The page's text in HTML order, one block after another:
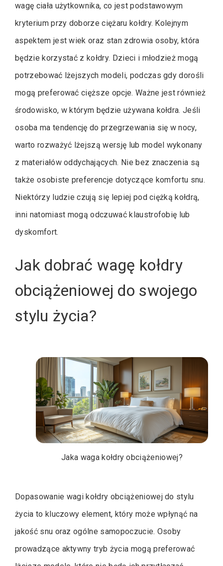
wagę ciała użytkownika, co jest podstawowym
kryterium przy doborze ciężaru kołdry. Kolejnym
aspektem jest wiek oraz stan zdrowia osoby, która
będzie korzystać z kołdry. Dzieci i młodzież mogą
potrzebować lżejszych modeli, podczas gdy dorośli
mogą preferować cięższe opcje. Ważne jest również
środowisko, w którym będzie używana kołdra. Jeśli
osoba ma tendencję do przegrzewania się w nocy,
warto rozważyć lżejszą wersję lub model wykonany
z materiałów oddychających. Nie bez znaczenia są
także osobiste preferencje dotyczące komfortu snu.
Niektórzy ludzie czują się lepiej pod ciężką kołdrą,
inni natomiast mogą odczuwać klaustrofobię lub
dyskomfort.
Jak dobrać wagę kołdry
obciążeniowej do swojego
stylu życia?
Jaka waga kołdry obciążeniowej?
Dopasowanie wagi kołdry obciążeniowej do stylu
życia to kluczowy element, który może wpłynąć na
jakość snu oraz ogólne samopoczucie. Osoby
prowadzące aktywny tryb życia mogą preferować